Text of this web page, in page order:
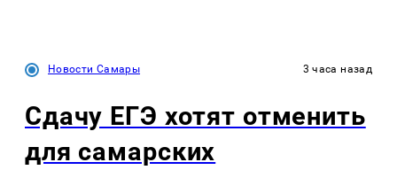
Новости Самары 3 часа назад
Сдачу ЕГЭ хотят отменить
для самарских